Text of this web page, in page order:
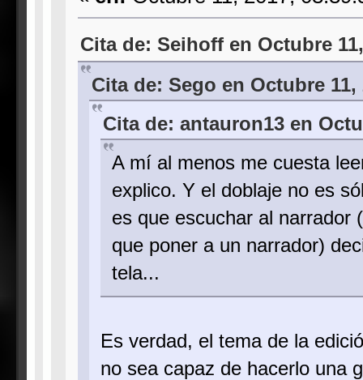
Cita de: Seihoff en Octubre
Cita de: Sego en Octubre 11,
Cita de: antauron13 en
A mí al menos me cuesta
explico. Y el doblaje no es
es que escuchar al narrador
que poner a un narrador)
tela...
Es verdad, el tema de la
no sea capaz de hacerlo una